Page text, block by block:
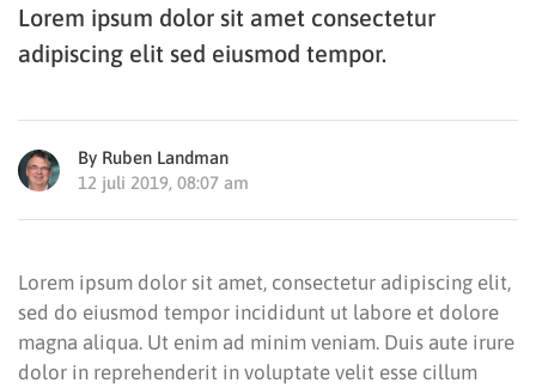
Lorem ipsum dolor sit amet consectetur
adipiscing elit sed eiusmod tempor.
By Ruben Landman
12 juli 2019, 08:07 am
Lorem ipsum dolor sit amet, consectetur adipiscing elit,
sed do eiusmod tempor incididunt ut labore et dolore
magna aliqua. Ut enim ad minim veniam. Duis aute irure
dolor in reprehenderit in voluptate velit esse cillum